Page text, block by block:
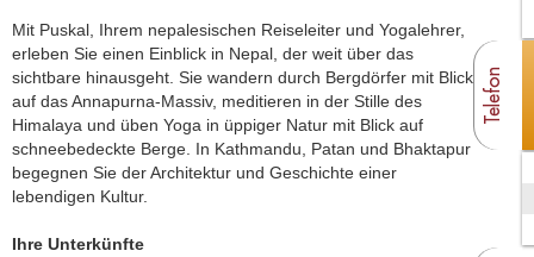
Mit Puskal, Ihrem nepalesischen Reiseleiter und Yogalehrer,
erleben Sie einen Einblick in Nepal, der weit über das
sichtbare hinausgeht. Sie wandern durch Bergdörfer mit Blick
auf das Annapurna-Massiv, meditieren in der Stille des
Himalaya und üben Yoga in üppiger Natur mit Blick auf
schneebedeckte Berge. In Kathmandu, Patan und Bhaktapur
begegnen Sie der Architektur und Geschichte einer
lebendigen Kultur.
Ihre Unterkünfte
Telefon